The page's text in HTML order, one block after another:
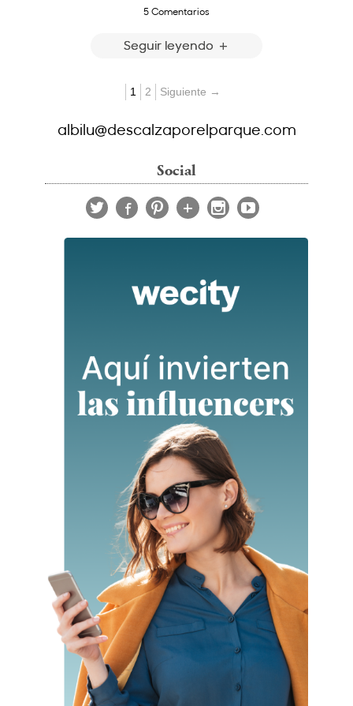
5 Comentarios
Seguir leyendo
1 2 Siguiente →
albilu@descalzaporelparque.com
Social